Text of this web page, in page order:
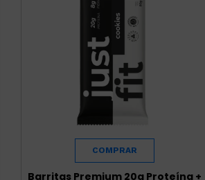
Barritas Premium 20g Proteína +